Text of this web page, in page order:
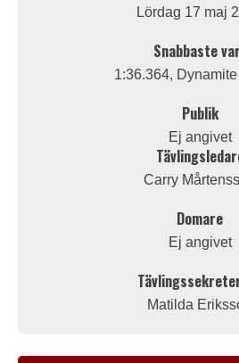
Lördag 17 maj
Snabbaste
1:36.364,
Publik
Ej angivet
Carry
Domare
Ej angivet
Matilda